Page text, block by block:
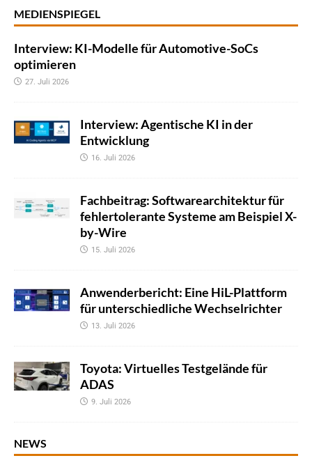
MEDIENSPIEGEL
Interview: KI-Modelle für Automotive-SoCs
optimieren
27. Juli 2026
Interview: Agentische KI in der
Entwicklung
16. Juli 2026
Fachbeitrag: Softwarearchitektur für
fehlertolerante Systeme am Beispiel X-
by-Wire
15. Juli 2026
Anwenderbericht: Eine HiL-Plattform
für unterschiedliche Wechselrichter
13. Juli 2026
Toyota: Virtuelles Testgelände für
ADAS
9. Juli 2026
NEWS